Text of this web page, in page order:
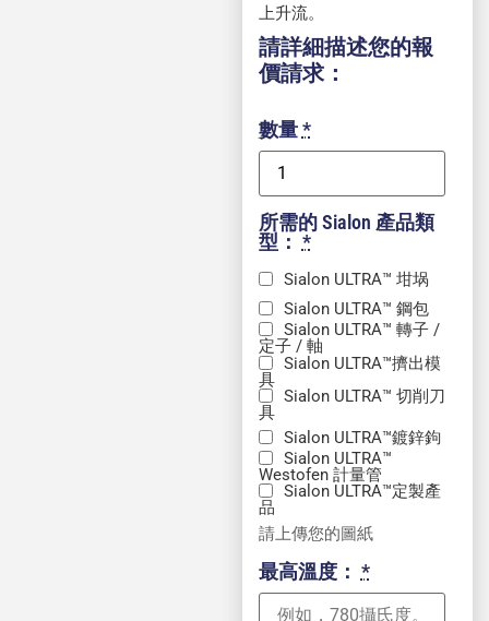
上升流。
請詳細描述您的報
價請求：
數量*
所需的 Sialon 產品類
型： *
Sialon ULTRA™ 坩埚
Sialon ULTRA™ 鋼包
Sialon ULTRA™ 轉子 /
定子 / 軸
Sialon ULTRA™擠出模
具
Sialon ULTRA™ 切削刀
具
Sialon ULTRA™鍍鋅鉤
Sialon ULTRA™
Westofen 計量管
Sialon ULTRA™定製產
品
請上傳您的圖紙
最高溫度： *